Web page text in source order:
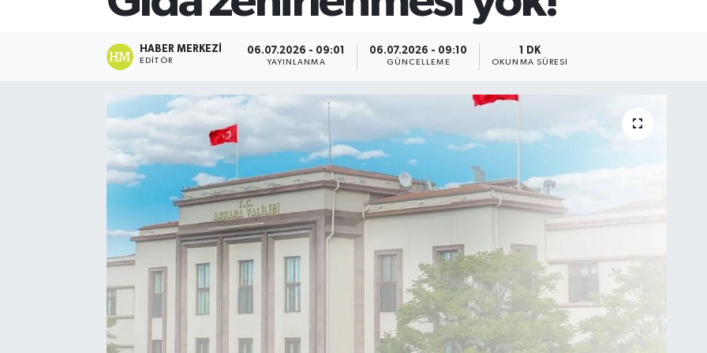
HABER MERKEZI
EDITÖR
06.07.2026 - 09:01
YAYINLANMA
06.07.2026 - 09:10
GÜNCELLEME
1 DK
OKUNMA SÜRESI